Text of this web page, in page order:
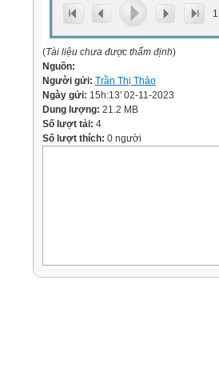
1
(Tài liệu chưa được thẩm định)
Nguồn:
Người gửi: Trần Thị Thảo
Ngày gửi: 15h:13' 02-11-2023
Dung lượng: 21.2 MB
Số lượt tải: 4
Số lượt thích: 0 người